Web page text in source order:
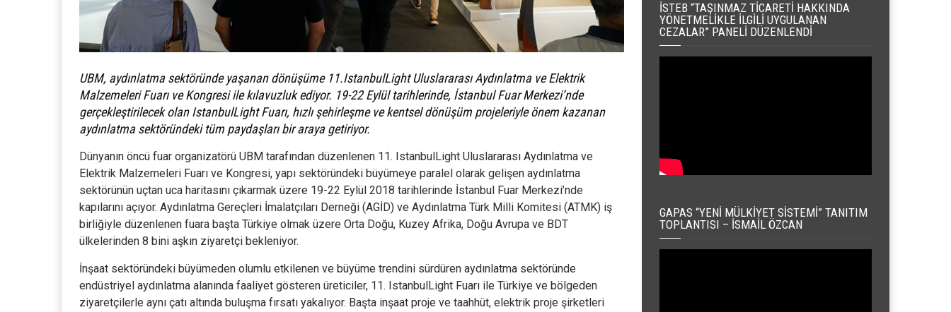
UBM, aydınlatma sektöründe yaşanan dönüşüme 11.IstanbulLight Uluslararası Aydınlatma ve Elektrik
Malzemeleri Fuarı ve Kongresi ile kılavuzluk ediyor. 19-22 Eylül tarihlerinde, İstanbul Fuar Merkezi’nde
gerçekleştirilecek olan IstanbulLight Fuarı, hızlı şehirleşme ve kentsel dönüşüm projeleriyle önem kazanan
aydınlatma sektöründeki tüm paydaşları bir araya getiriyor.
Dünyanın öncü fuar organizatörü UBM tarafından düzenlenen 11. IstanbulLight Uluslararası Aydınlatma ve
Elektrik Malzemeleri Fuarı ve Kongresi, yapı sektöründeki büyümeye paralel olarak gelişen aydınlatma
sektörünün uçtan uca haritasını çıkarmak üzere 19-22 Eylül 2018 tarihlerinde İstanbul Fuar Merkezi’nde
kapılarını açıyor. Aydınlatma Gereçleri İmalatçıları Derneği (AGİD) ve Aydınlatma Türk Milli Komitesi (ATMK) iş
birliğiyle düzenlenen fuara başta Türkiye olmak üzere Orta Doğu, Kuzey Afrika, Doğu Avrupa ve BDT
ülkelerinden 8 bini aşkın ziyaretçi bekleniyor.
İnşaat sektöründeki büyümeden olumlu etkilenen ve büyüme trendini sürdüren aydınlatma sektöründe
endüstriyel aydınlatma alanında faaliyet gösteren üreticiler, 11. IstanbulLight Fuarı ile Türkiye ve bölgeden
ziyaretçilerle aynı çatı altında buluşma fırsatı yakalıyor. Başta inşaat proje ve taahhüt, elektrik proje şirketleri
İSTEB “TAŞINMAZ TICARETI HAKKINDA
YÖNETMELIKLE İLGILI UYGULANAN
CEZALAR” PANELI DÜZENLENDI
GAPAS “YENI MÜLKIYET SISTEMI” TANITIM
TOPLANTISI – İSMAIL ÖZCAN